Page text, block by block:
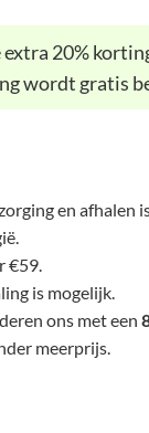
20%
wordt gratis
en afhalen
€59.
is mogelijk.
ons met een
meerprijs.